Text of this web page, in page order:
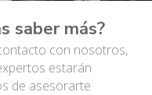
saber más?
con nosotros,
estarán
de asesorarte